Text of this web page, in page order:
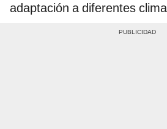
adaptación a diferentes